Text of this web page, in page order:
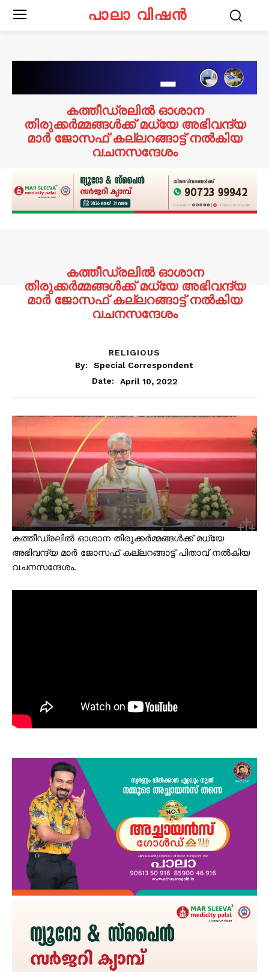
പാലാ വിഷൻ
കത്തീഡ്രലിൽ ഓശാന
തിരുക്കർമ്മങ്ങൾക്ക് മധ്യേ അഭിവന്ദ്യ
മാർ ജോസഫ് കല്ലറങ്ങാട്ട് നൽകിയ
വചനസന്ദേശം
കത്തീഡ്രലിൽ ഓശാന
തിരുക്കർമ്മങ്ങൾക്ക് മധ്യേ അഭിവന്ദ്യ
മാർ ജോസഫ് കല്ലറങ്ങാട്ട് നൽകിയ
വചനസന്ദേശം
RELIGIOUS
By:
Special Correspondent
Date:
April 10, 2022
കത്തീഡ്രലിൽ ഓശാന തിരുക്കർമ്മങ്ങൾക്ക് മധ്യേ
അഭിവന്ദ്യ മാർ ജോസഫ് കല്ലറങ്ങാട്ട് പിതാവ് നൽകിയ
വചനസന്ദേശം.